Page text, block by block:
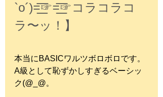
`o´)=͟͟͞͞☞=͟͟͞͞☞コラコラコ
ラ〜ッ！】
本当にBASICワルツボロボロです。
A級として恥ずかしすぎるベーシッ
ク(@_@。